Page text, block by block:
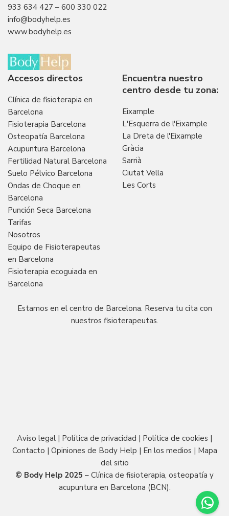
933 634 427 – 600 330 022
info@bodyhelp.es
www.bodyhelp.es
Accesos directos
Clínica de fisioterapia en
Barcelona
Fisioterapia Barcelona
Osteopatía Barcelona
Acupuntura Barcelona
Fertilidad Natural Barcelona
Suelo Pélvico Barcelona
Ondas de Choque en
Barcelona
Punción Seca Barcelona
Tarifas
Nosotros
Equipo de Fisioterapeutas
en Barcelona
Fisioterapia ecoguiada en
Barcelona
Encuentra nuestro
centro desde tu zona:
Eixample
L'Esquerra de l'Eixample
La Dreta de l'Eixample
Gràcia
Sarrià
Ciutat Vella
Les Corts
Estamos en el centro de Barcelona. Reserva tu cita con
nuestros fisioterapeutas.
Aviso legal | Política de privacidad | Política de cookies |
Contacto | Opiniones de Body Help | En los medios | Mapa
del sitio
© Body Help 2025 – Clínica de fisioterapia, osteopatía y
acupuntura en Barcelona (BCN).